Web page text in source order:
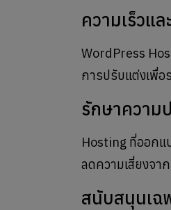
ความเร็วแ
WordPress
การปรับแต่งเพื่อ
รักษาความ
Hosting ที่ออกแ
ลดความเสี่ยงจา
สนับสนุนเฉ